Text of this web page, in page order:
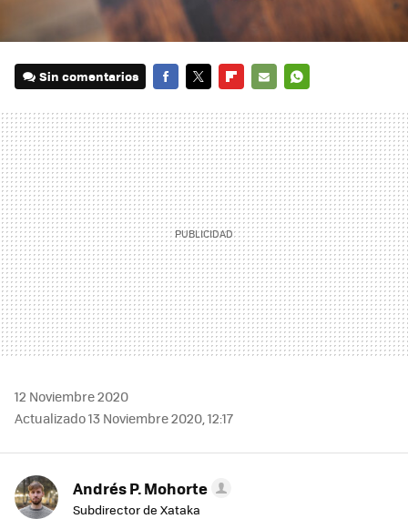
Sin comentarios
MAIL
12 Noviembre 2020
Actualizado 13 Noviembre 2020, 12:17
Andrés P. Mohorte
Subdirector de Xataka